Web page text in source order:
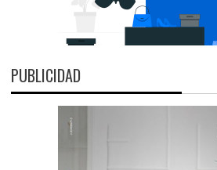
PUBLICIDAD